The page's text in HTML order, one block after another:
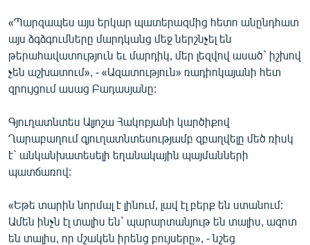
Հայերեն
English
Русский
ՀԵՏԵՎԵՔ ՄԵԶ
«Ազատության» բոլոր կայքերը
«Պարզապես այս երկար պատերազմից հետո անընդհատ
այս ձգձգումները մարդկանց մեջ ներշնչել են
թերահավատություն եւ մարդիկ, մեր լեզվով ասած` իշխով
չեն աշխատում», - «Ազատություն» ռադիոկայանի հետ
զրույցում ասաց Բադասյանը:
Գյուղատնտես Ալյոշա Հակոբյանի կարծիքով
Ղարաբաղում գյուղատնտեսությամբ զբաղվելը մեծ ռիսկ
է` անկանխատեսելի եղանակային պայմանների
պատճառով:
«Եթե տարին նորմալ է լինում, լավ էլ բերք են ստանում:
Ամեն ինչն էլ տալիս են` պարարտանյութ են տալիս, ազոտ
են տալիս, որ մշակեն իրենց բույսերը», - նշեց